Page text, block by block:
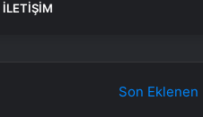
İLETIŞIM
Son Eklenen